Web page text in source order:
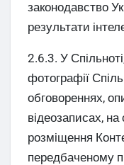
законодавство
результати
2.6.3. У
фотографії
обговореннях,
відеозаписах, на
розміщення
передбаченому